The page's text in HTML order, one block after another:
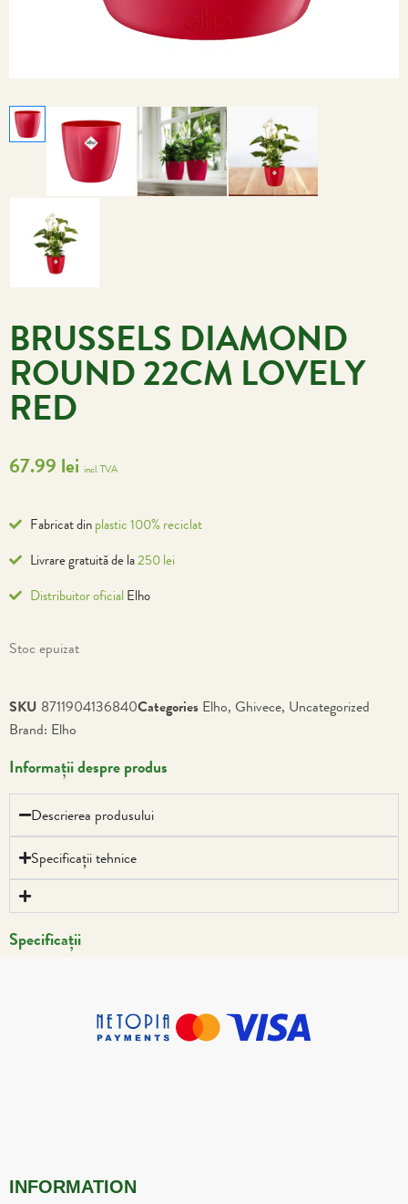
BRUSSELS DIAMOND
ROUND 22CM LOVELY
RED
67.99 lei incl. TVA
Fabricat dinplastic 100% reciclat
Livrare gratuită de la250 lei
Distribuitor oficial Elho
Stoc epuizat
SKU 8711904136840Categories Elho, Ghivece, Uncategorized
Brand: Elho
Informații despre produs
Descrierea produsului
Specificații tehnice
Specificații
INFORMATION